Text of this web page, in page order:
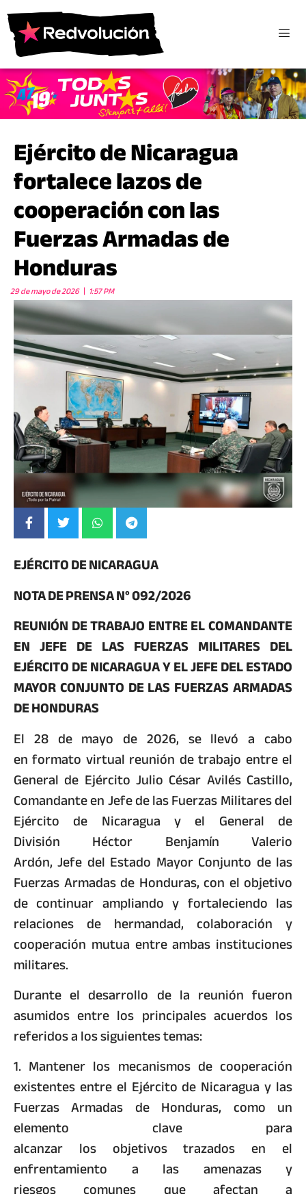
Ejército de Nicaragua
fortalece lazos de
cooperación con las
Fuerzas Armadas de
Honduras
29 de mayo de 2026 1:57 PM
EJÉRCITO DE NICARAGUA
NOTA DE PRENSA N° 092/2026
REUNIÓN DE TRABAJO ENTRE EL COMANDANTE
EN JEFE DE LAS FUERZAS MILITARES DEL
EJÉRCITO DE NICARAGUA Y EL JEFE DEL ESTADO
MAYOR CONJUNTO DE LAS FUERZAS ARMADAS
DE HONDURAS
El 28 de mayo de 2026, se llevó a cabo
en formato virtual reunión de trabajo entre el
General de Ejército Julio César Avilés Castillo,
Comandante en Jefe de las Fuerzas Militares del
Ejército de Nicaragua y el General de
División Héctor Benjamín Valerio
Ardón, Jefe del Estado Mayor Conjunto de las
Fuerzas Armadas de Honduras, con el objetivo
de continuar ampliando y fortaleciendo las
relaciones de hermandad, colaboración y
cooperación mutua entre ambas instituciones
militares.
Durante el desarrollo de la reunión fueron
asumidos entre los principales acuerdos los
referidos a los siguientes temas:
1. Mantener los mecanismos de cooperación
existentes entre el Ejército de Nicaragua y las
Fuerzas Armadas de Honduras, como un
elemento clave para
alcanzar los objetivos trazados en el
enfrentamiento a las amenazas y